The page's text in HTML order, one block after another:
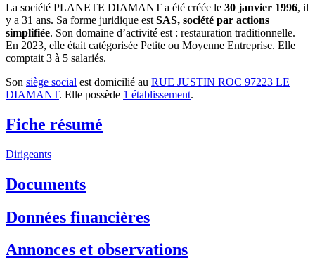
La société PLANETE DIAMANT a été créée le 30 janvier 1996, il
y a 31 ans. Sa forme juridique est SAS, société par actions
simplifiée. Son domaine d’activité est : restauration traditionnelle.
En 2023, elle était catégorisée Petite ou Moyenne Entreprise. Elle
comptait 3 à 5 salariés.
Son siège social est domicilié au RUE JUSTIN ROC 97223 LE
DIAMANT. Elle possède 1 établissement.
Fiche résumé
Dirigeants
Documents
Données financières
Annonces et observations